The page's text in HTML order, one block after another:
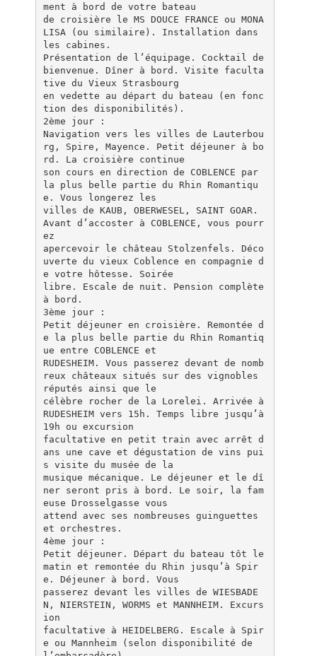
ment à bord de votre bateau
de croisière le MS DOUCE FRANCE ou MONA
LISA (ou similaire). Installation dans
les cabines.
Présentation de l’équipage. Cocktail de
bienvenue. Dîner à bord. Visite faculta
tive du Vieux Strasbourg
en vedette au départ du bateau (en fonc
tion des disponibilités).
2ème jour :
Navigation vers les villes de Lauterbou
rg, Spire, Mayence. Petit déjeuner à bo
rd. La croisière continue
son cours en direction de COBLENCE par
la plus belle partie du Rhin Romantiqu
e. Vous longerez les
villes de KAUB, OBERWESEL, SAINT GOAR.
Avant d’accoster à COBLENCE, vous pourr
ez
apercevoir le château Stolzenfels. Déco
uverte du vieux Coblence en compagnie d
e votre hôtesse. Soirée
libre. Escale de nuit. Pension complète
à bord.
3ème jour :
Petit déjeuner en croisière. Remontée d
e la plus belle partie du Rhin Romantiq
ue entre COBLENCE et
RUDESHEIM. Vous passerez devant de nomb
reux châteaux situés sur des vignobles
réputés ainsi que le
célèbre rocher de la Lorelei. Arrivée à
RUDESHEIM vers 15h. Temps libre jusqu’à
19h ou excursion
facultative en petit train avec arrêt d
ans une cave et dégustation de vins pui
s visite du musée de la
musique mécanique. Le déjeuner et le dî
ner seront pris à bord. Le soir, la fam
euse Drosselgasse vous
attend avec ses nombreuses guinguettes
et orchestres.
4ème jour :
Petit déjeuner. Départ du bateau tôt le
matin et remontée du Rhin jusqu’à Spir
e. Déjeuner à bord. Vous
passerez devant les villes de WIESBADE
N, NIERSTEIN, WORMS et MANNHEIM. Excurs
ion
facultative à HEIDELBERG. Escale à Spir
e ou Mannheim (selon disponibilité de